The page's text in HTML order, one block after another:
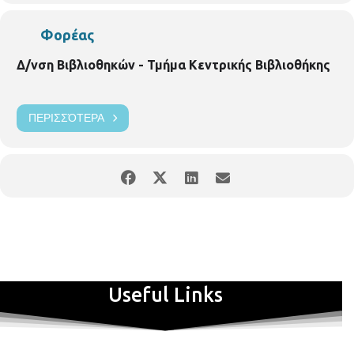
Φορέας
Δ/νση Βιβλιοθηκών - Τμήμα Κεντρικής Βιβλιοθήκης
ΠΕΡΙΣΣΌΤΕΡΑ
Useful Links